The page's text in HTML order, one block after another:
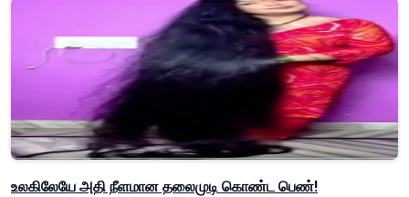
உலகிலேயே அதி நீளமான தலைமுடி கொண்ட பெண்!